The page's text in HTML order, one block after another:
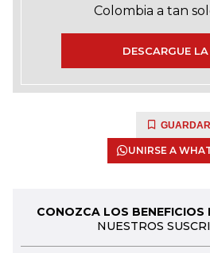
Colombia a tan
DESCARGUE
GUARDAR
UNIRSE A
CONOZCA LOS BENEFICIOS
NUESTROS